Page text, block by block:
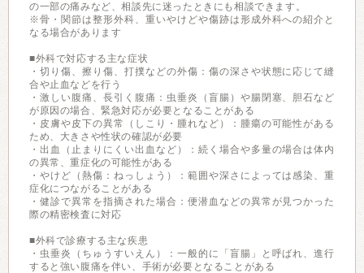
の一部の痛みなど、相談先に迷ったときにも相談できます。
※骨・関節は整形外科、重いやけどや傷跡は形成外科への紹介と
なる場合があります
■外科で対応する主な症状
・切り傷、擦り傷、打撲などの外傷：傷の深さや状態に応じて縫
合や止血などを行う
・激しい腹痛、長引く腹痛：虫垂炎（盲腸）や腸閉塞、胆石など
が原因の場合、緊急対応が必要となることがある
・皮膚や皮下の異常（しこり・腫れなど）：腫瘍の可能性がある
ため、大きさや性状の確認が必要
・出血（止まりにくい出血など）：続く場合や多量の場合は体内
の異常、重症化の可能性がある
・やけど（熱傷：ねっしょう）：範囲や深さによっては感染、重
症化につながることがある
・健診で異常を指摘された場合：便潜血などの異常が見つかった
際の精密検査に対応
■外科で診療する主な疾患
・虫垂炎（ちゅうすいえん）：一般的に「盲腸」と呼ばれ、進行
すると強い腹痛を伴い、手術が必要となることがある